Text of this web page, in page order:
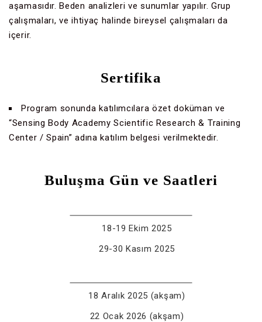
aşamasıdır. Beden analizleri ve sunumlar yapılır. Grup
çalışmaları, ve ihtiyaç halinde bireysel çalışmaları da
içerir.
Sertifika
Program sonunda katılımcılara özet doküman ve
“Sensing Body Academy Scientific Research & Training
Center / Spain” adına katılım belgesi verilmektedir.
Buluşma Gün ve Saatleri
18-19 Ekim 2025
29-30 Kasım 2025
18 Aralık 2025 (akşam)
22 Ocak 2026 (akşam)